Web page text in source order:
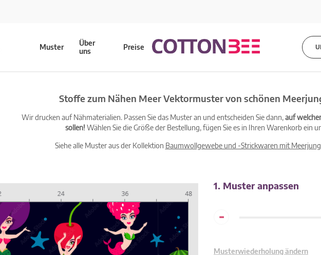
Muster
Über
uns
Preise
Stoffe zum Nähen Meer Vektormuster von schönen
Wir drucken auf Nähmaterialien. Passen Sie das Muster an und entscheiden Sie dann,auf
sollen! Wählen Sie die Größe der Bestellung, fügen Sie es in Ihren Warenkorb ein
Siehe alle Muster aus der Kollektion Baumwollgewebe und -Strickwaren mit
1. Muster anpassen
-
Musterwiederholung ändern